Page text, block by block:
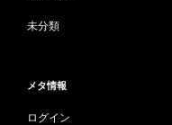
未分類
メタ情報
ログイン